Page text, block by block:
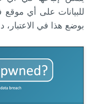
للبيانات على أي
بوضع هذا في الاعتبار،